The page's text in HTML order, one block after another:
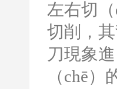
左右切
切削，
刀現象
（chē